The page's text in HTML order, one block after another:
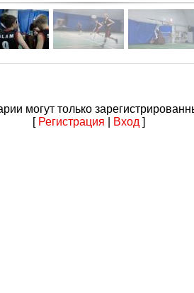
могут только
[ Регистрация Вход ]